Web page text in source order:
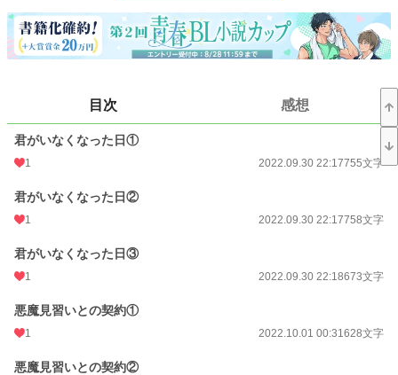
それでも大丈夫な方のみ、閲覧お願いします。
***
表紙は今回も、つたないながらも自作です。
228,950 位 / 228,950 件
BL 31,454 位 / 31,454 件
24h.ポイント 0 pt
週間ポイント
月間ポイント 70 pt (73,336 位)
目次 感想
君がいなくなった日①
1 2022.09.30 22:17755文字
君がいなくなった日②
1 2022.09.30 22:17758文字
君がいなくなった日③
1 2022.09.30 22:18673文字
悪魔見習いとの契約①
1 2022.10.01 00:31628文字
悪魔見習いとの契約②